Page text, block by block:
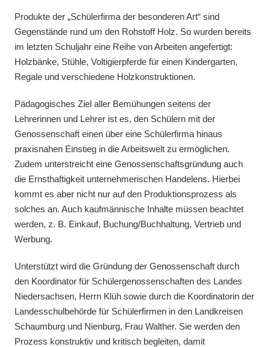
Produkte der „Schülerfirma der besonderen Art“ sind
Gegenstände rund um den Rohstoff Holz. So wurden bereits
im letzten Schuljahr eine Reihe von Arbeiten angefertigt:
Holzbänke, Stühle, Voltigierpferde für einen Kindergarten,
Regale und verschiedene Holzkonstruktionen.
Pädagogisches Ziel aller Bemühungen seitens der
Lehrerinnen und Lehrer ist es, den Schülern mit der
Genossenschaft einen über eine Schülerfirma hinaus
praxisnahen Einstieg in die Arbeitswelt zu ermöglichen.
Zudem unterstreicht eine Genossenschaftsgründung auch
die Ernsthaftigkeit unternehmerischen Handelens. Hierbei
kommt es aber nicht nur auf den Produktionsprozess als
solches an. Auch kaufmännische Inhalte müssen beachtet
werden, z. B. Einkauf, Buchung/Buchhaltung, Vertrieb und
Werbung.
Unterstützt wird die Gründung der Genossenschaft durch
den Koordinator für Schülergenossenschaften des Landes
Niedersachsen, Herrn Klüh sowie durch die Koordinatorin der
Landesschulbehörde für Schülerfirmen in den Landkreisen
Schaumburg und Nienburg, Frau Walther. Sie werden den
Prozess konstruktiv und kritisch begleiten, damit